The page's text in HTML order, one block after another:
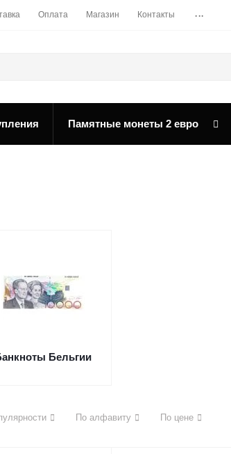
Оплата Магазин Контакты ...
Памятные монеты 2 евро
Бельгии
По алфавиту По цене